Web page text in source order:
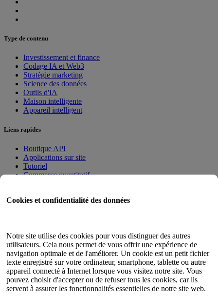
Cookies et confidentialité des données
Notre site utilise des cookies pour vous distinguer des autres
utilisateurs. Cela nous permet de vous offrir une expérience de
navigation optimale et de l'améliorer. Un cookie est un petit fichier
texte enregistré sur votre ordinateur, smartphone, tablette ou autre
appareil connecté à Internet lorsque vous visitez notre site. Vous
pouvez choisir d'accepter ou de refuser tous les cookies, car ils
servent à assurer les fonctionnalités essentielles de notre site web.
Type de contenu
Investissement et finance
Codage IA et Web3
Stratégie marketing
Science des données
Outils d'IA
Maison intelligente
Appareil intelligent
Liens rapides
Boutique API
Applications sur site
Tutoriel
Commerce quantitatif
Guide de l'utilisateur
Plan du site HTML
Langue
Anglais
chinois simplifié